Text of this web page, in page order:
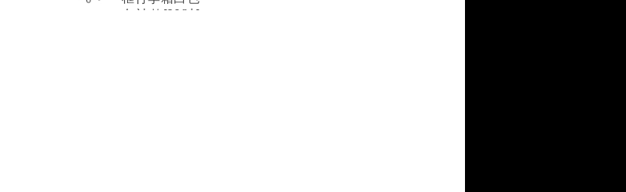
女神款[30吋]